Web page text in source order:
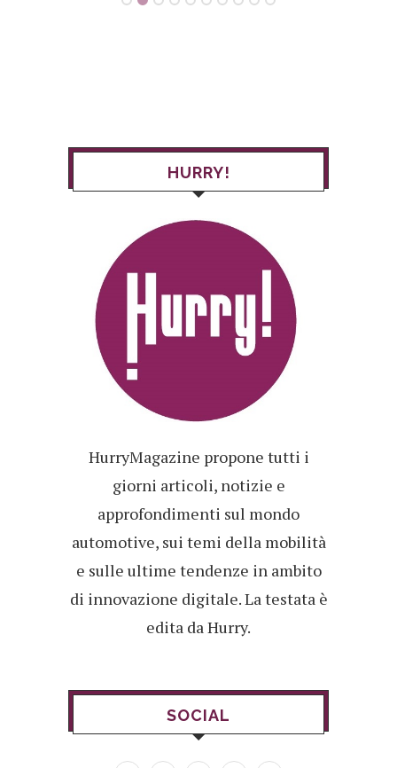
HURRY!
HurryMagazine propone tutti i
giorni articoli, notizie e
approfondimenti sul mondo
automotive, sui temi della mobilità
e sulle ultime tendenze in ambito
di innovazione digitale. La testata è
edita da Hurry.
SOCIAL